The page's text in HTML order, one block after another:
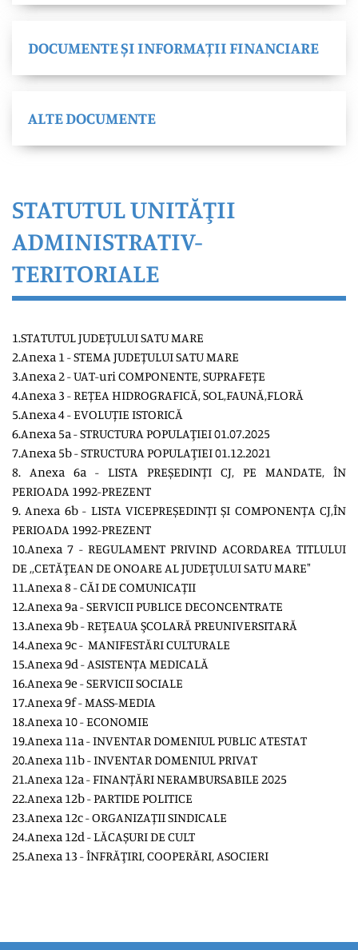
DOCUMENTE ȘI INFORMAȚII FINANCIARE
ALTE DOCUMENTE
STATUTUL UNITĂŢII
ADMINISTRATIV-
TERITORIALE
1.STATUTUL JUDEȚULUI SATU MARE
2.Anexa 1 -STEMA JUDEȚULUI SATU MARE
3.Anexa 2 -UAT-uri COMPONENTE,SUPRAFEȚE
4.Anexa 3 -REȚEA HIDROGRAFICĂ, SOL,FAUNĂ,FLORĂ
5.Anexa 4 -EVOLUȚIE ISTORICĂ
6.Anexa 5a -STRUCTURA POPULAŢIEI 01.07.2025
7.Anexa 5b -STRUCTURA POPULAŢIEI 01.12.2021
8. Anexa 6a - LISTA PREȘEDINȚI CJ, PE MANDATE, ÎN
PERIOADA 1992-PREZENT
9. Anexa 6b - LISTA VICEPREȘEDINȚI ȘI COMPONENȚA CJ,ÎN
PERIOADA 1992-PREZENT
10.Anexa 7 - REGULAMENT PRIVIND ACORDAREA TITLULUI
DE ,,CETĂŢEAN DE ONOARE AL JUDEŢULUI SATU MARE"
11.Anexa 8 -CĂI DE COMUNICAȚII
12.Anexa 9a -SERVICII PUBLICE DECONCENTRATE
13.Anexa 9b -REŢEAUA ŞCOLARĂ PREUNIVERSITARĂ
14.Anexa 9c - MANIFESTĂRI CULTURALE
15.Anexa 9d -ASISTENȚA MEDICALĂ
16.Anexa 9e -SERVICII SOCIALE
17.Anexa 9f -MASS-MEDIA
18.Anexa 10 -ECONOMIE
19.Anexa 11a -INVENTAR DOMENIUL PUBLIC ATESTAT
20.Anexa 11b -INVENTAR DOMENIUL PRIVAT
21.Anexa 12a -FINANȚĂRI NERAMBURSABILE 2025
22.Anexa 12b -PARTIDE POLITICE
23.Anexa 12c -ORGANIZAȚII SINDICALE
24.Anexa 12d -LĂCAȘURI DE CULT
25.Anexa 13 -ÎNFRĂŢIRI, COOPERĂRI, ASOCIERI